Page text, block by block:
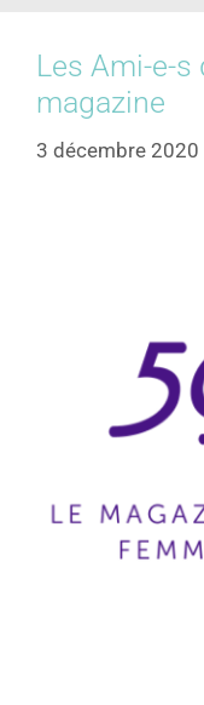
Les Ami-e-s
magazine
3 décembre 2020